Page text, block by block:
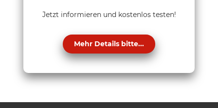
Jetzt informieren und kostenlos testen!
Mehr Details bitte...